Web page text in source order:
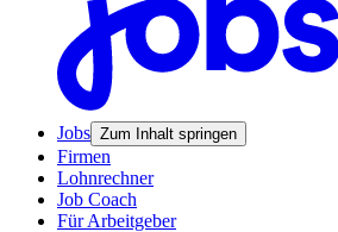
Jobs Zum Inhalt springen
Firmen
Lohnrechner
Job Coach
Für Arbeitgeber